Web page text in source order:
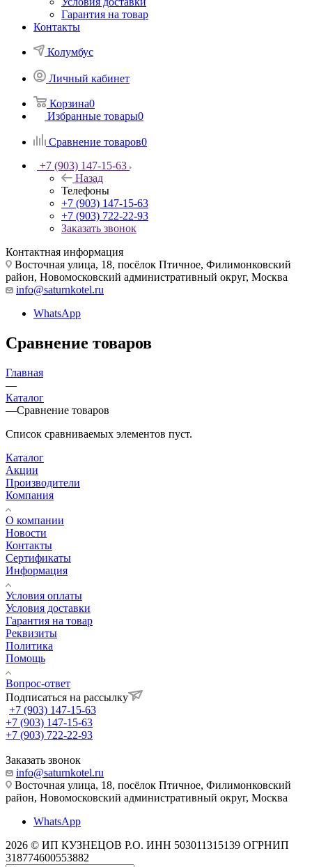
Гарантия на товар
Контакты
Колумбус
Личный кабинет
Корзина0
Избранные товары0
Сравнение товаров0
+7 (903) 147-15-63
Назад
Телефоны
+7 (903) 147-15-63
+7 (903) 722-22-93
Заказать звонок
Контактная информация
Восточная улица, 18, посёлок Птичное, Филимонковский
район, Новомосковский административный округ, Москва
info@saturnkotel.ru
WhatsApp
Сравнение товаров
Главная
—
Каталог
—Сравнение товаров
Список сравниваемых элементов пуст.
Каталог
Акции
Производители
Компания
О компании
Новости
Контакты
Сертификаты
Информация
Условия оплаты
Условия доставки
Гарантия на товар
Реквизиты
Политика
Помощь
Вопрос-ответ
Подписаться на рассылку
+7 (903) 147-15-63
+7 (903) 147-15-63
+7 (903) 722-22-93
Заказать звонок
info@saturnkotel.ru
Восточная улица, 18, посёлок Птичное, Филимонковский
район, Новомосковский административный округ, Москва
WhatsApp
2026 © ИП КУЗНЕЦОВ Р.О. ИНН 503011315139 ОГРНИП
318774600553882